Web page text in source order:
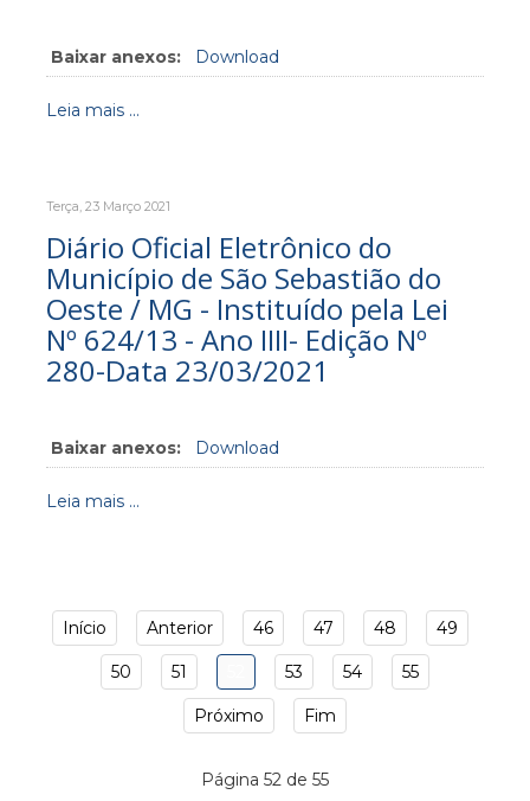
Baixar anexos: Download
Leia mais ...
Terça, 23 Março 2021
Diário Oficial Eletrônico do
Município de São Sebastião do
Oeste / MG - Instituído pela Lei
Nº 624/13 - Ano IIII- Edição Nº
280-Data 23/03/2021
Baixar anexos: Download
Leia mais ...
Início Anterior 46 47 48 49
50 51 53 54 55
Próximo Fim
Página 52 de 55